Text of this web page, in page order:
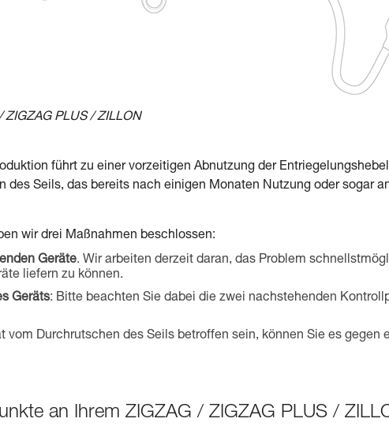
PLUS / ZILLON
führt zu einer vorzeitigen Abnutzung der
des Seils, das bereits nach einigen Monaten Nutzung oder sogar
wir drei Maßnahmen beschlossen:
Geräte. Wir arbeiten derzeit daran, das Problem
liefern zu können.
Geräts: Bitte beachten Sie dabei die zwei nachstehenden
vom Durchrutschen des Seils betroffen sein, können Sie es gegen
an Ihrem ZIGZAG / ZIGZAG PLUS /